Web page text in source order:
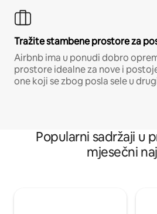
Tražite stambene prostore za
Airbnb ima u ponudi dobro
prostore idealne za nove i
one koji se zbog posla sele u
Popularni sadržaji u
mjesečni